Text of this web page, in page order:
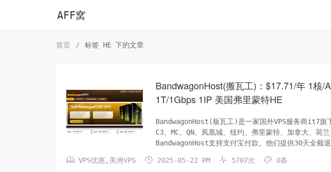
AFF窝
首页 / 标签 HE 下的文章
BandwagonHost(搬瓦工)：$17.71/年 1核/
1T/1Gbps 1IP 美国弗里蒙特HE
BandwagonHost(板瓦工)是一家国外VPS服务商it7旗
C3、MC、QN、凤凰城、纽约、弗里蒙特、加拿大、
BandwagonHost支持支付宝付款。他们提供30天全额
 VPS优惠, 美洲VPS  2025-05-22 PM  5707次  0条